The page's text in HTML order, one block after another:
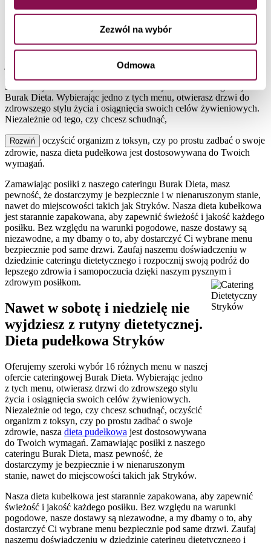
Zezwól na wybór
Odmowa
Catering Dietetyczny Stryków – Dieta
Catering dietetycznyStryków, dowożony do dowolnego miejsca to
jadłospis opracowywany na podstawie indywidualnego
szeroki wybór 16 różnych menu w naszej ofercie cateringowej
Burak Dieta. Wybierając jedno z tych menu, otwierasz drzwi do
zdrowszego stylu życia i osiągnięcia swoich celów żywieniowych.
Niezależnie od tego, czy chcesz schudnąć,
Rozwiń
oczyścić organizm z toksyn, czy po prostu zadbać o swoje
zdrowie, nasza dieta pudełkowa jest dostosowywana do Twoich
wymagań.
Zamawiając posiłki z naszego cateringu Burak Dieta, masz
pewność, że dostarczymy je bezpiecznie i w nienaruszonym stanie,
nawet do miejscowości takich jak Stryków. Nasza dieta kubełkowa
jest starannie zapakowana, aby zapewnić świeżość i jakość każdego
posiłku. Bez względu na warunki pogodowe, nasze dostawy są
niezawodne, a my dbamy o to, aby dostarczyć Ci wybrane menu
bezpiecznie pod same drzwi. Zaufaj naszemu doświadczeniu w
dziedzinie cateringu dietetycznego i rozpocznij swoją podróż do
lepszego zdrowia i samopoczucia dzięki naszym pysznym i
zdrowym posiłkom.
Nawet w sobotę i niedzielę nie
wyjdziesz z rutyny dietetycznej.
Dieta pudełkowa Stryków
Oferujemy szeroki wybór 16 różnych menu w naszej
ofercie cateringowej Burak Dieta. Wybierając jedno
z tych menu, otwierasz drzwi do zdrowszego stylu
życia i osiągnięcia swoich celów żywieniowych.
Niezależnie od tego, czy chcesz schudnąć, oczyścić
organizm z toksyn, czy po prostu zadbać o swoje
zdrowie, nasza dieta pudełkowa jest dostosowywana
do Twoich wymagań. Zamawiając posiłki z naszego
cateringu Burak Dieta, masz pewność, że
dostarczymy je bezpiecznie i w nienaruszonym
stanie, nawet do miejscowości takich jak Stryków.
Nasza dieta kubełkowa jest starannie zapakowana, aby zapewnić
świeżość i jakość każdego posiłku. Bez względu na warunki
pogodowe, nasze dostawy są niezawodne, a my dbamy o to, aby
dostarczyć Ci wybrane menu bezpiecznie pod same drzwi. Zaufaj
naszemu doświadczeniu w dziedzinie cateringu dietetycznego i